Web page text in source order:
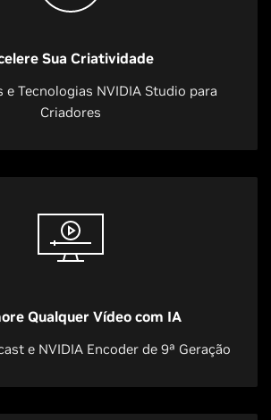
Sua Criatividade
e Tecnologias NVIDIA Studio para
Criadores
Qualquer Vídeo com IA
e NVIDIA Encoder de 9ª Geração